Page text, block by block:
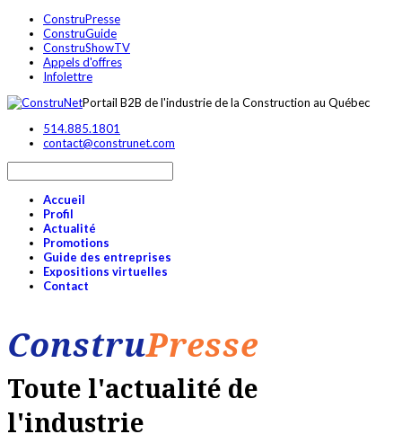
ConstruPresse
ConstruGuide
ConstruShowTV
Appels d'offres
Infolettre
Portail B2B de l'industrie de la Construction au Québec
514.885.1801
contact@construnet.com
Accueil
Profil
Actualité
Promotions
Guide des entreprises
Expositions virtuelles
Contact
ConstruPresse
Toute l'actualité de
l'industrie